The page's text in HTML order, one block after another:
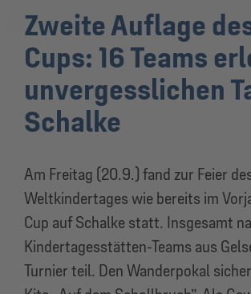
Zweite Auflage
Cups: 16 Teams
unvergesslichen
Schalke
Am Freitag (20.9.) fand zur Feier
Weltkindertages wie bereits im
Cup auf Schalke statt. Insgesamt
Kindertagesstätten-Teams aus
Turnier teil. Den Wanderpokal